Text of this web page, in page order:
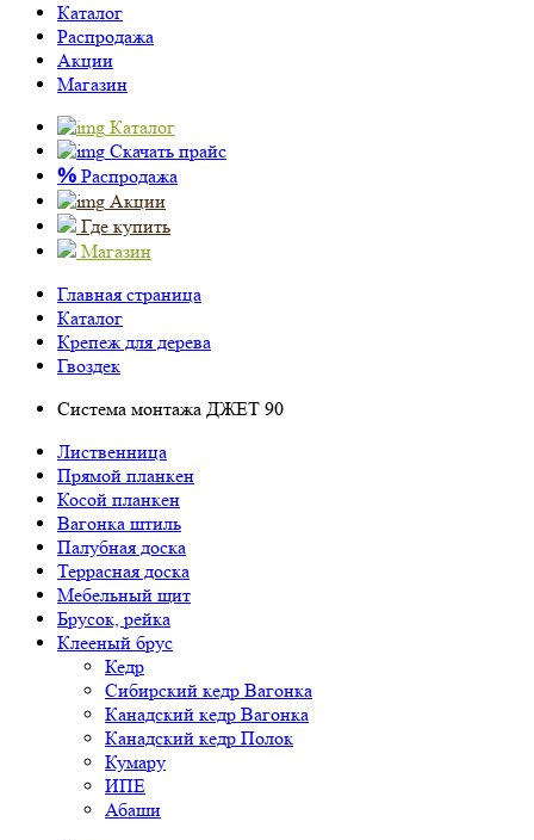
Каталог
Распродажа
Акции
Магазин
Каталог
Скачать прайс
% Распродажа
Акции
Где купить
Магазин
Главная страница
Каталог
Крепеж для дерева
Гвоздек
Cистема монтажа ДЖЕТ 90
Лиственница
Прямой планкен
Косой планкен
Вагонка штиль
Палубная доска
Террасная доска
Мебельный щит
Брусок, рейка
Клееный брус
Кедр
Сибирский кедр Вагонка
Канадский кедр Вагонка
Канадский кедр Полок
Кумару
ИПЕ
Абаши